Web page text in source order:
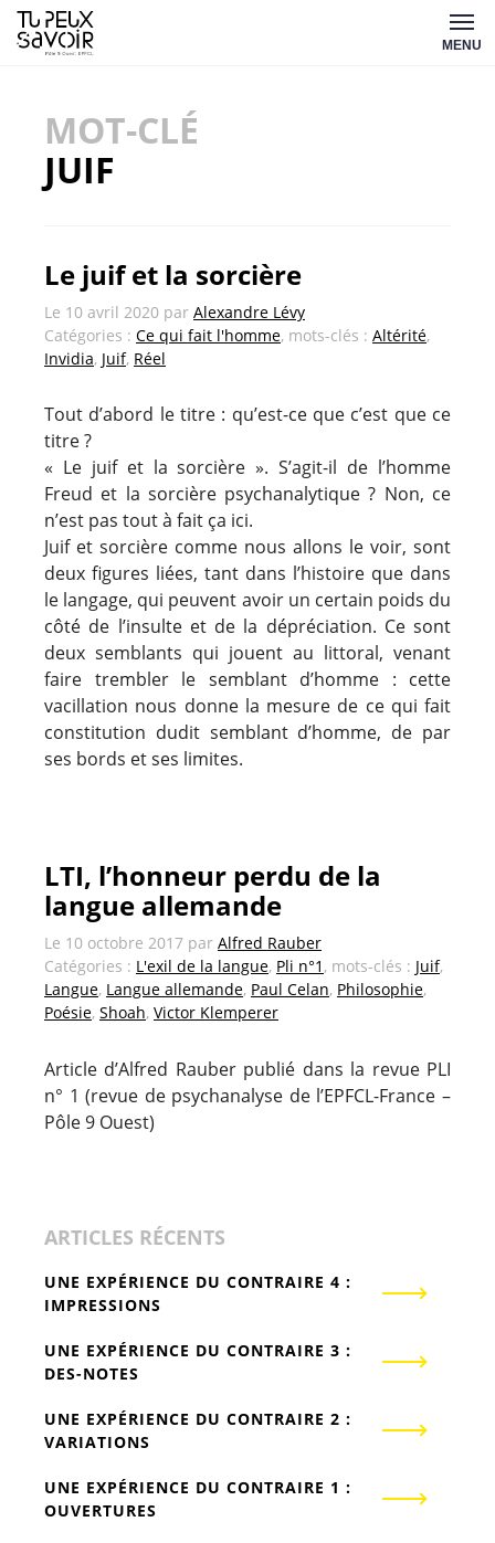
Aller
au
MENU
MOT-CLÉ
JUIF
Le juif et la sorcière
Le 10 avril 2020 par Alexandre Lévy
Catégories : Ce qui fait l'homme, mots-clés : Altérité,
Invidia, Juif, Réel
Tout d’abord le titre : qu’est-ce que c’est que ce
titre ?
« Le juif et la sorcière ». S’agit-il de l’homme
Freud et la sorcière psychanalytique ? Non, ce
n’est pas tout à fait ça ici.
Juif et sorcière comme nous allons le voir, sont
deux figures liées, tant dans l’histoire que dans
le langage, qui peuvent avoir un certain poids du
côté de l’insulte et de la dépréciation. Ce sont
deux semblants qui jouent au littoral, venant
faire trembler le semblant d’homme : cette
vacillation nous donne la mesure de ce qui fait
constitution dudit semblant d’homme, de par
ses bords et ses limites.
LTI, l’honneur perdu de la
langue allemande
Le 10 octobre 2017 par Alfred Rauber
Catégories : L'exil de la langue, Pli n°1 , mots-clés : Juif,
Langue, Langue allemande, Paul Celan, Philosophie,
Poésie, Shoah, Victor Klemperer
Article d’Alfred Rauber publié dans la revue PLI
n° 1 (revue de psychanalyse de l’EPFCL-France –
Pôle 9 Ouest)
ARTICLES RÉCENTS
UNE EXPÉRIENCE DU CONTRAIRE 4 :
IMPRESSIONS
UNE EXPÉRIENCE DU CONTRAIRE 3 :
DES-NOTES
UNE EXPÉRIENCE DU CONTRAIRE 2 :
VARIATIONS
UNE EXPÉRIENCE DU CONTRAIRE 1 :
OUVERTURES